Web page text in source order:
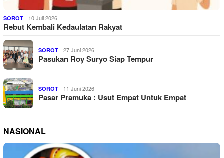
SOROT 10 Juli 2026
Rebut Kembali Kedaulatan Rakyat
SOROT 27 Juni 2026
Pasukan Roy Suryo Siap Tempur
SOROT 11 Juni 2026
Pasar Pramuka : Usut Empat Untuk Empat
NASIONAL